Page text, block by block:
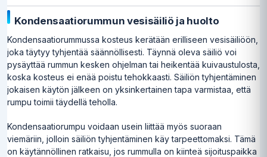
Kondensaatiorummun vesisäiliö ja huolto
Kondensaatiorummussa kosteus kerätään erilliseen vesisäiliöön,
joka täytyy tyhjentää säännöllisesti. Täynnä oleva säiliö voi
pysäyttää rummun kesken ohjelman tai heikentää kuivaustulosta,
koska kosteus ei enää poistu tehokkaasti. Säiliön tyhjentäminen
jokaisen käytön jälkeen on yksinkertainen tapa varmistaa, että
rumpu toimii täydellä teholla.
Kondensaatiorumpu voidaan usein liittää myös suoraan
viemäriin, jolloin säiliön tyhjentäminen käy tarpeettomaksi. Tämä
on käytännöllinen ratkaisu, jos rummulla on kiinteä sijoituspaikka